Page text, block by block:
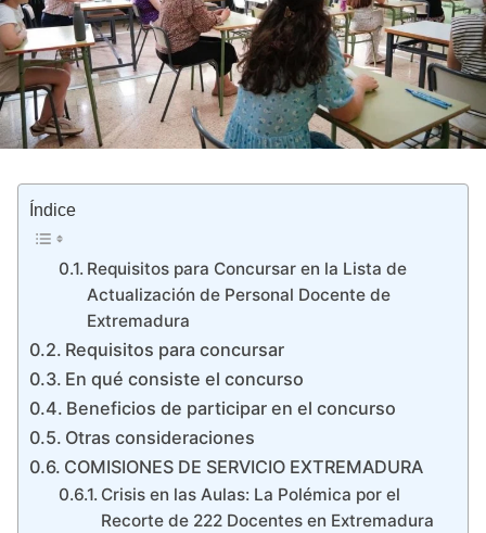
Índice
Requisitos para Concursar en la Lista de
Actualización de Personal Docente de
Extremadura
Requisitos para concursar
En qué consiste el concurso
Beneficios de participar en el concurso
Otras consideraciones
COMISIONES DE SERVICIO EXTREMADURA
Crisis en las Aulas: La Polémica por el
Recorte de 222 Docentes en Extremadura